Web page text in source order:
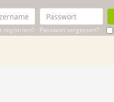
registriert? Passwort vergessen?